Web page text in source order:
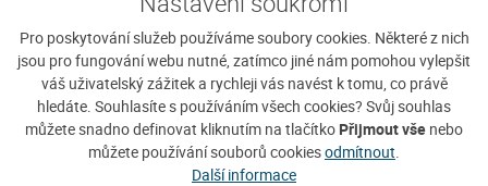
Pro poskytování služeb používáme soubory cookies. Některé z nich
jsou pro fungování webu nutné, zatímco jiné nám pomohou vylepšit
váš uživatelský zážitek a rychleji vás navést k tomu, co právě
hledáte. Souhlasíte s používáním všech cookies? Svůj souhlas
můžete snadno definovat kliknutím na tlačítko Přijmout vše nebo
můžete používání souborů cookiesodmítnout
Další informace
Přírodní koupaliště Nezdice
Nezdice na Šumavě
travnatý břeh, les betonové i písčité
dno, volejbal, brouzdaliště.
Zobrazit detaily